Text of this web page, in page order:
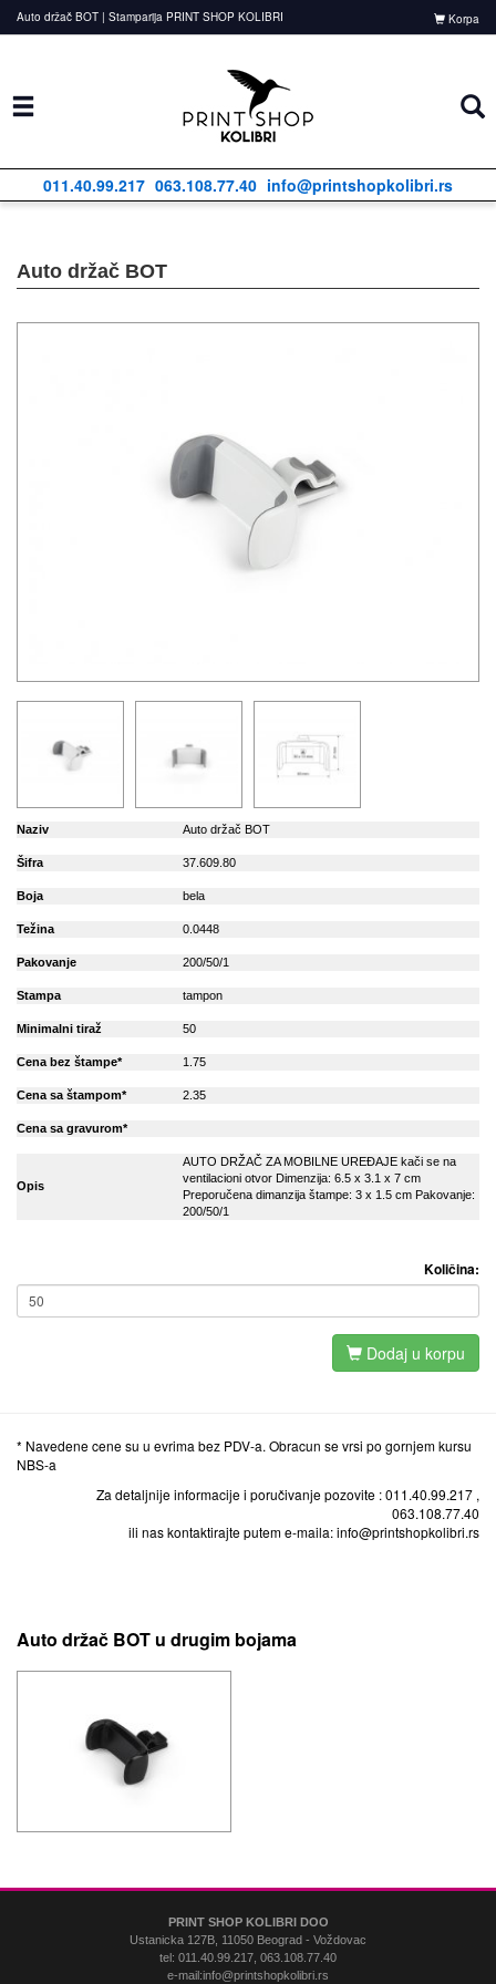
Auto držač BOT | Stamparija PRINT SHOP KOLIBRI Korpa
011.40.99.217 063.108.77.40 info@printshopkolibri.rs
Auto držač BOT
Naziv Auto držač BOT
Šifra 37.609.80
Boja bela
Težina 0.0448
Pakovanje 200/50/1
Stampa tampon
Minimalni tiraž 50
Cena bez štampe* 1.75
Cena sa štampom* 2.35
Cena sa gravurom*
Opis
AUTO DRŽAČ ZA MOBILNE UREĐAJE kači se na
ventilacioni otvor Dimenzija: 6.5 x 3.1 x 7 cm
Preporučena dimanzija štampe: 3 x 1.5 cm Pakovanje:
200/50/1
Količina:
Dodaj u korpu
* Navedene cene su u evrima bez PDV-a. Obracun se vrsi po gornjem kursu
NBS-a
Za detaljnije informacije i poručivanje pozovite : 011.40.99.217 ,
063.108.77.40
ili nas kontaktirajte putem e-maila: info@printshopkolibri.rs
Auto držač BOT u drugim bojama
PRINT SHOP KOLIBRI DOO
Ustanicka 127B, 11050 Beograd - Voždovac
tel: 011.40.99.217, 063.108.77.40
e-mail:info@printshopkolibri.rs